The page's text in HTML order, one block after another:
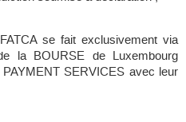
se fait exclusivement via
la BOURSE de Luxembourg
SERVICES avec leur